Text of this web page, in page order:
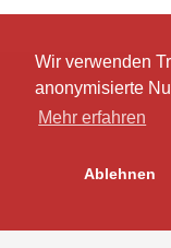
Wir verwenden
anonymisierte
Mehr erfahren
Ablehnen